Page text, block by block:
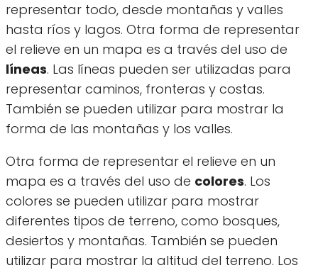
representar todo, desde montañas y valles
hasta ríos y lagos. Otra forma de representar
el relieve en un mapa es a través del uso de
líneas. Las líneas pueden ser utilizadas para
representar caminos, fronteras y costas.
También se pueden utilizar para mostrar la
forma de las montañas y los valles.
Otra forma de representar el relieve en un
mapa es a través del uso de colores. Los
colores se pueden utilizar para mostrar
diferentes tipos de terreno, como bosques,
desiertos y montañas. También se pueden
utilizar para mostrar la altitud del terreno. Los